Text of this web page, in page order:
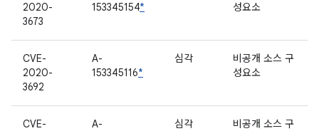
2020-
3673
153345154*
성요소
CVE-
2020-
3692
A-
153345116*
심각
비공개 소스 구
성요소
CVE-
A-
심각
비공개 소스 구